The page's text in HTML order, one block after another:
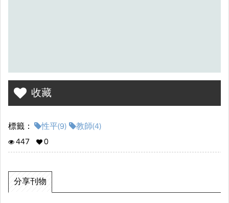
收藏
標籤： 性平(9)
教師(4)
447
0
分享刊物